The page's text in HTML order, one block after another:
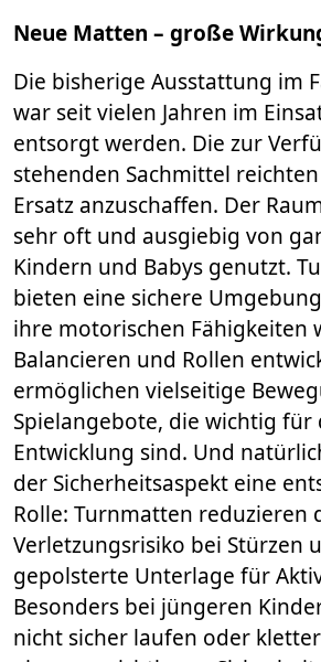
Neue Matten – große
Die bisherige Ausstattung im
war seit vielen Jahren im
entsorgt werden. Die zur
stehenden Sachmittel
Ersatz anzuschaffen. Der
sehr oft und ausgiebig von
Kindern und Babys genutzt.
bieten eine sichere
ihre motorischen Fähigkeiten
Balancieren und Rollen
ermöglichen vielseitige
Spielangebote, die wichtig für
Entwicklung sind. Und
der Sicherheitsaspekt eine
Rolle: Turnmatten reduzieren
Verletzungsrisiko bei Stürzen
gepolsterte Unterlage für
Besonders bei jüngeren
nicht sicher laufen oder